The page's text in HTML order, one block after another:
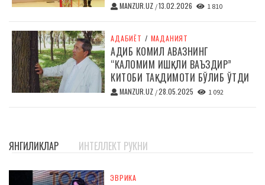
MANZUR.UZ /13.02.2026 1 810
АДАБИЁТ / МАДАНИЯТ
АДИБ КОМИЛ АВАЗНИНГ
“КАЛОМИМ ИШҚЛИ ВАЪЗДИР”
КИТОБИ ТАҚДИМОТИ БЎЛИБ ЎТДИ
MANZUR.UZ /28.05.2025 1 092
ЯНГИЛИКЛАР ИНТЕЛЛЕКТ РУКНИ
ЭВРИКА